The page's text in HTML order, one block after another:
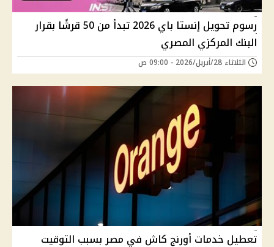
رسوم تحويل إنستا باي 2026 تبدأ من 50 قرشًا بقرار
البنك المركزي المصري
الثلاثاء 28/أبريل/2026 - 09:00 ص
تعطيل خدمات أورنج كاش في مصر بسبب التوقيت